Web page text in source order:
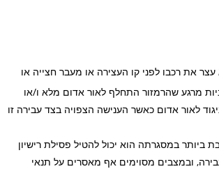
את רכבו לפני קו העצירה או מעבר חצייה או
הקרוב ונכנס לצומת בניגוד לאור האדום וזאת כאשר חלפו למעלה מ-5 שניות מרגע שהרמזור התחלף לאור אדום מלא ו/או
לאור אדום כאשר הענישה הצפויה בצד עבירה זו
במסגרתה הוא יכול להטיל פסילת רישיון
ובמצבים מסוימים אף מאסרים על תנאי